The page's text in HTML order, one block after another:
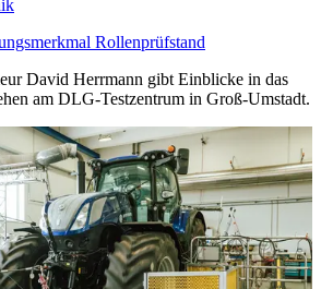
Rollenprüfstand
David Herrmann gibt Einblicke in das
am DLG-Testzentrum in Groß-Umstadt.